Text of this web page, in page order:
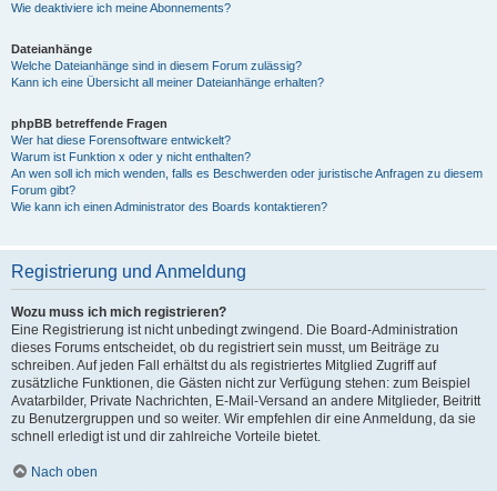
Wie deaktiviere ich meine Abonnements?
Dateianhänge
Welche Dateianhänge sind in diesem Forum zulässig?
Kann ich eine Übersicht all meiner Dateianhänge erhalten?
phpBB betreffende Fragen
Wer hat diese Forensoftware entwickelt?
Warum ist Funktion x oder y nicht enthalten?
An wen soll ich mich wenden, falls es Beschwerden oder juristische Anfragen zu diesem
Forum gibt?
Wie kann ich einen Administrator des Boards kontaktieren?
Registrierung und Anmeldung
Wozu muss ich mich registrieren?
Eine Registrierung ist nicht unbedingt zwingend. Die Board-Administration
dieses Forums entscheidet, ob du registriert sein musst, um Beiträge zu
schreiben. Auf jeden Fall erhältst du als registriertes Mitglied Zugriff auf
zusätzliche Funktionen, die Gästen nicht zur Verfügung stehen: zum Beispiel
Avatarbilder, Private Nachrichten, E-Mail-Versand an andere Mitglieder, Beitritt
zu Benutzergruppen und so weiter. Wir empfehlen dir eine Anmeldung, da sie
schnell erledigt ist und dir zahlreiche Vorteile bietet.
Nach oben